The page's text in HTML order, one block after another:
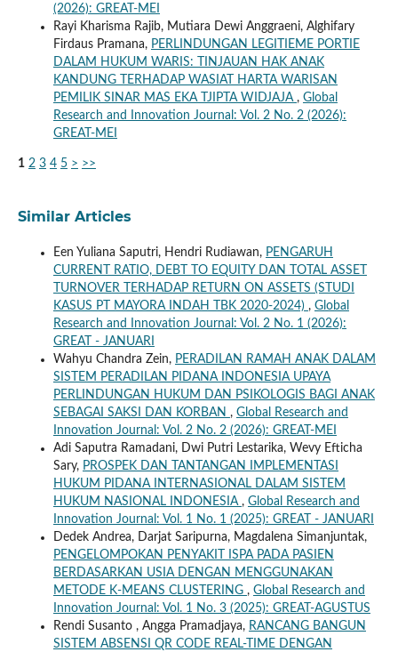
(2026): GREAT-MEI
Rayi Kharisma Rajib, Mutiara Dewi Anggraeni, Alghifary
Firdaus Pramana, PERLINDUNGAN LEGITIEME PORTIE
DALAM HUKUM WARIS: TINJAUAN HAK ANAK
KANDUNG TERHADAP WASIAT HARTA WARISAN
PEMILIK SINAR MAS EKA TJIPTA WIDJAJA , Global
Research and Innovation Journal: Vol. 2 No. 2 (2026):
GREAT-MEI
1 2 3 4 5 > >>
Similar Articles
Een Yuliana Saputri, Hendri Rudiawan, PENGARUH
CURRENT RATIO, DEBT TO EQUITY DAN TOTAL ASSET
TURNOVER TERHADAP RETURN ON ASSETS (STUDI
KASUS PT MAYORA INDAH TBK 2020-2024) , Global
Research and Innovation Journal: Vol. 2 No. 1 (2026):
GREAT - JANUARI
Wahyu Chandra Zein, PERADILAN RAMAH ANAK DALAM
SISTEM PERADILAN PIDANA INDONESIA UPAYA
PERLINDUNGAN HUKUM DAN PSIKOLOGIS BAGI ANAK
SEBAGAI SAKSI DAN KORBAN , Global Research and
Innovation Journal: Vol. 2 No. 2 (2026): GREAT-MEI
Adi Saputra Ramadani, Dwi Putri Lestarika, Wevy Efticha
Sary, PROSPEK DAN TANTANGAN IMPLEMENTASI
HUKUM PIDANA INTERNASIONAL DALAM SISTEM
HUKUM NASIONAL INDONESIA , Global Research and
Innovation Journal: Vol. 1 No. 1 (2025): GREAT - JANUARI
Dedek Andrea, Darjat Saripurna, Magdalena Simanjuntak,
PENGELOMPOKAN PENYAKIT ISPA PADA PASIEN
BERDASARKAN USIA DENGAN MENGGUNAKAN
METODE K-MEANS CLUSTERING , Global Research and
Innovation Journal: Vol. 1 No. 3 (2025): GREAT-AGUSTUS
Rendi Susanto , Angga Pramadjaya, RANCANG BANGUN
SISTEM ABSENSI QR CODE REAL-TIME DENGAN